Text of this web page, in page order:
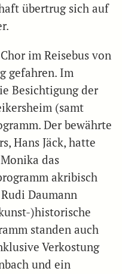
übertrug sich auf
im Reisebus von
gefahren. Im
Besichtigung der
(samt
Der bewährte
Hans Jäck, hatte
das
akribisch
Daumann
)historische
standen auch
Verkostung
und ein